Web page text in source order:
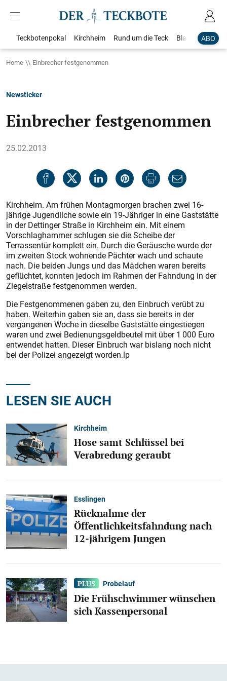
ABO
Teckbotenpokal Kirchheim Rund um die Teck Blaulicht
Home Einbrecher festgenommen
Newsticker
Einbrecher festgenommen
25.02.2013
Kirchheim. Am frühen Montagmorgen brachen zwei 16-
jährige Jugendliche sowie ein 19-Jähriger in eine Gaststätte
in der Dettinger Straße in Kirchheim ein. Mit einem
Vorschlaghammer schlugen sie die Scheibe der
Terrassentür komplett ein. Durch die Geräusche wurde der
im zweiten Stock wohnende Pächter wach und schaute
nach. Die beiden Jungs und das Mädchen waren bereits
geflüchtet, konnten jedoch im Rahmen der Fahndung in der
Ziegelstraße festgenommen werden.
Die Festgenommenen gaben zu, den Einbruch verübt zu
haben. Weiterhin gaben sie an, dass sie bereits in der
vergangenen Woche in dieselbe Gaststätte eingestiegen
waren und zwei Bedienungsgeldbeutel mit über 1 000 Euro
entwendet hatten. Dieser Einbruch war bislang noch nicht
bei der Polizei angezeigt worden.lp
LESEN SIE AUCH
Kirchheim
Hose samt Schlüssel bei
Verabredung geraubt
Esslingen
Rücknahme der
Öffentlichkeitsfahndung nach
12-jährigem Jungen
Probelauf
Die Frühschwimmer wünschen
sich Kassenpersonal